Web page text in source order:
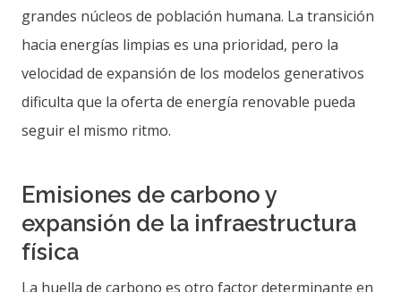
grandes núcleos de población humana. La transición
hacia energías limpias es una prioridad, pero la
velocidad de expansión de los modelos generativos
dificulta que la oferta de energía renovable pueda
seguir el mismo ritmo.
Emisiones de carbono y
expansión de la infraestructura
física
La huella de carbono es otro factor determinante en